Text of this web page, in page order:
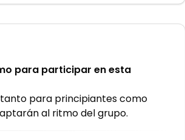
para participar en esta
para principiantes como
al ritmo del grupo.